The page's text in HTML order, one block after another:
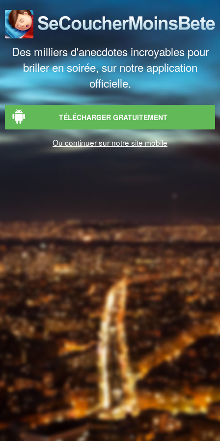
Des milliers d'anecdotes incroyables pour
briller en soirée, sur notre application
officielle.
TÉLÉCHARGER GRATUITEMENT
Ou continuer sur notre site mobile